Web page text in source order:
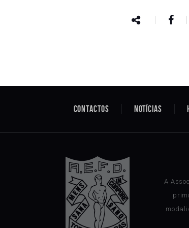
Contactos Notícias
A